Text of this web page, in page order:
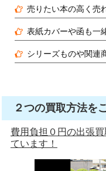
売りたい本の高く売
表紙カバーや函も一
シリーズものや関連
２つの買取方法を
費用負担０円の出張
ています！